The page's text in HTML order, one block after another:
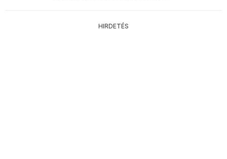
HIRDETÉS